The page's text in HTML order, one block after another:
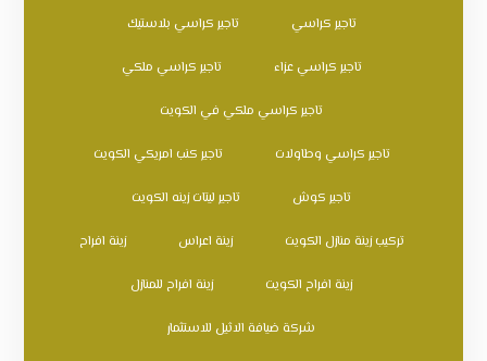
تاجير كراسي تاجير كراسي بلاستيك
تاجير كراسي عزاء تاجير كراسي ملكي
تاجير كراسي ملكي في الكويت
تاجير كراسي وطاولات تاجير كنب امريكي الكويت
تاجير كوش تاجير ليتات زينه الكويت
تركيب زينة منازل الكويت زينة اعراس زينة افراح
زينة افراح الكويت زينة افراح للمنازل
شركة ضيافة الاثيل للاستثمار